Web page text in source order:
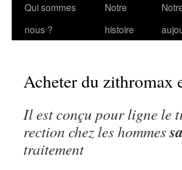
Aller
Qui sommes
nous ?
Notre
histoire
Acheter du zithromax
Il est conçu pourligne le
rection chez les hommes
traitement